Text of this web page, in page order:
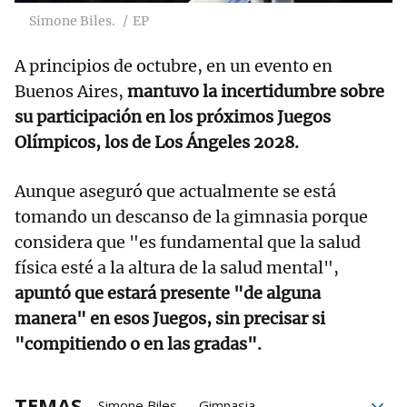
Simone Biles. EP
A principios de octubre, en un evento en
Buenos Aires, mantuvo la incertidumbre sobre
su participación en los próximos Juegos
Olímpicos, los de Los Ángeles 2028.
Aunque aseguró que actualmente se está
tomando un descanso de la gimnasia porque
considera que "es fundamental que la salud
física esté a la altura de la salud mental",
apuntó que estará presente "de alguna
manera" en esos Juegos, sin precisar si
"compitiendo o en las gradas".